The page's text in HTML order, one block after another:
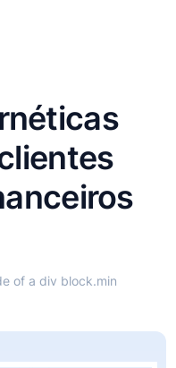
of a div block.min